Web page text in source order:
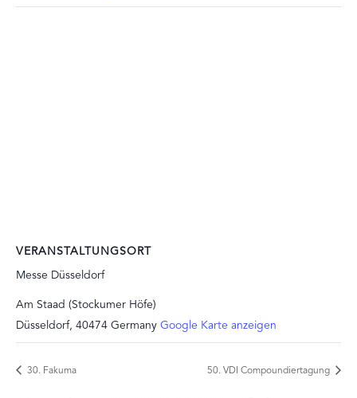
VERANSTALTUNGSORT
Messe Düsseldorf
Am Staad (Stockumer Höfe)
Düsseldorf, 40474 Germany Google Karte anzeigen
30. Fakuma 50. VDI Compoundiertagung